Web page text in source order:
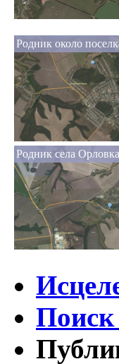
Родник около
Родник села Орловка